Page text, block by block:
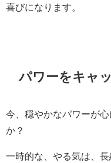
喜びになります。
パワーをキャ
今、穏やかなパワーが
か？
一時的な、やる気は、